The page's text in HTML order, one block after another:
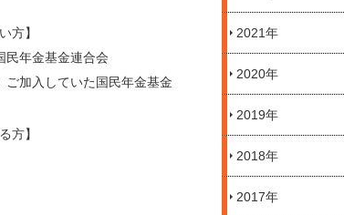
方】
民年金基金連合会
加入していた国民年金基金
方】
2021年
2020年
2019年
2018年
2017年